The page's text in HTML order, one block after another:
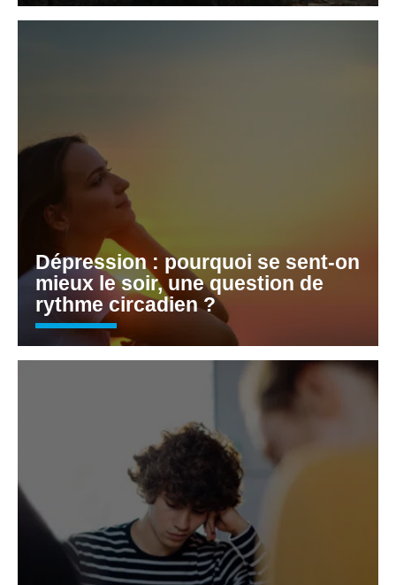
Dépression : pourquoi se sent-on
mieux le soir, une question de
rythme circadien ?